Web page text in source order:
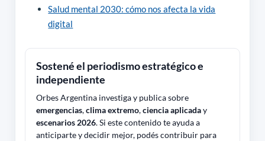
Salud mental 2030: cómo nos afecta la vida
digital
Sostené el periodismo estratégico e
independiente
Orbes Argentina investiga y publica sobre
emergencias,clima extremo,ciencia aplicaday
escenarios 2026. Si este contenido te ayuda a
anticiparte y decidir mejor, podés contribuir para